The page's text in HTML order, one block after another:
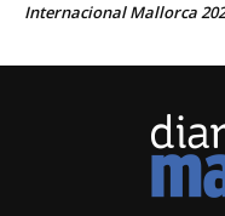
Internacional Mallorca